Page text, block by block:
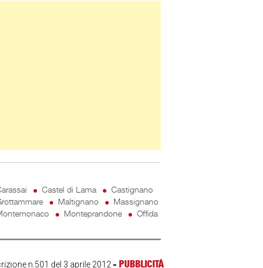
Castel di Lama
Castignano
Maltignano
Massignano
Monteprandone
Offida
n.501 del 3 aprile 2012- PUBBLICITÀ